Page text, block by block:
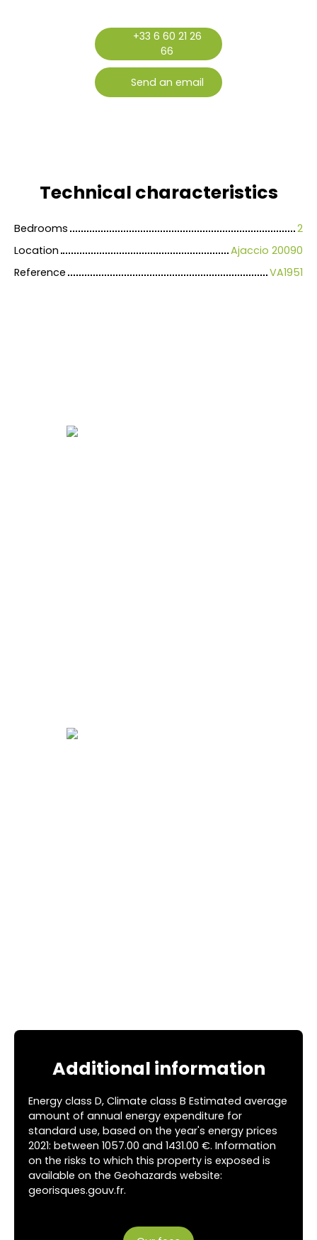
+33 6 60 21 26
66
Send an email
Technical characteristics
Bedrooms
2
Location
Ajaccio 20090
Reference
VA1951
Additional information
Energy class D, Climate class B Estimated average
amount of annual energy expenditure for
standard use, based on the year's energy prices
2021: between 1057.00 and 1431.00 €. Information
on the risks to which this property is exposed is
available on the Geohazards website:
georisques.gouv.fr.